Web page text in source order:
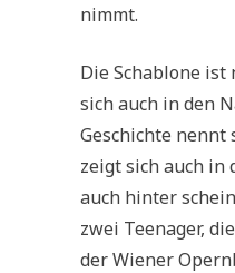
nimmt.
Die Schablone
sich auch in den
Geschichte
zeigt sich auch in
auch hinter
zwei Teenager,
der Wiener